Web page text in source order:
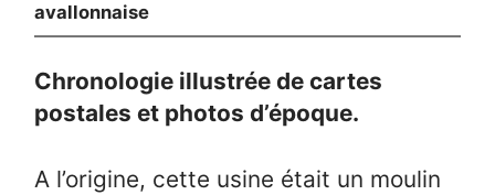
avallonnaise
Chronologie illustrée de cartes
postales et photos d’époque.
A l’origine, cette usine était un moulin